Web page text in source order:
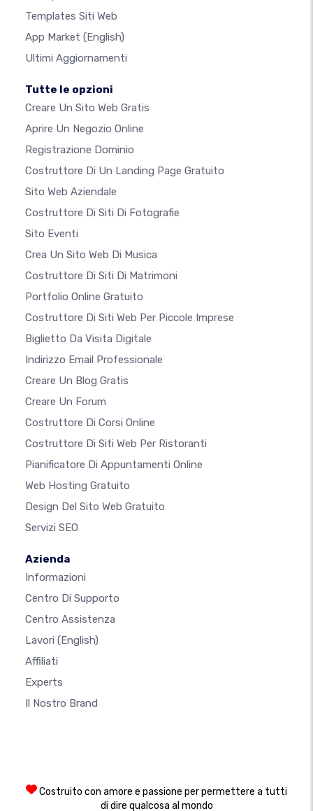
Templates Siti Web
App Market (English)
Ultimi Aggiornamenti
Tutte le opzioni
Creare Un Sito Web Gratis
Aprire Un Negozio Online
Registrazione Dominio
Costruttore Di Un Landing Page Gratuito
Sito Web Aziendale
Costruttore Di Siti Di Fotografie
Sito Eventi
Crea Un Sito Web Di Musica
Costruttore Di Siti Di Matrimoni
Portfolio Online Gratuito
Costruttore Di Siti Web Per Piccole Imprese
Biglietto Da Visita Digitale
Indirizzo Email Professionale
Creare Un Blog Gratis
Creare Un Forum
Costruttore Di Corsi Online
Costruttore Di Siti Web Per Ristoranti
Pianificatore Di Appuntamenti Online
Web Hosting Gratuito
Design Del Sito Web Gratuito
Servizi SEO
Azienda
Informazioni
Centro Di Supporto
Centro Assistenza
Lavori (English)
Affiliati
Experts
Il Nostro Brand
Costruito con amore e passione per permettere a tutti
di dire qualcosa al mondo